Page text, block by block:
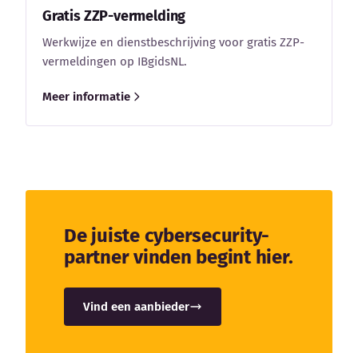
Gratis ZZP-vermelding
Werkwijze en dienstbeschrijving voor gratis ZZP-
vermeldingen op IBgidsNL.
Meer informatie
De juiste cybersecurity-
partner vinden begint hier.
Vind een aanbieder